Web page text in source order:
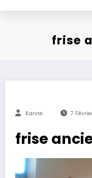
frise
Karine 7
frise